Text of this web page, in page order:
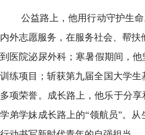
公益路上，他用行动守护生
内外志愿服务，在服务社会、帮
到医院泌尿外科；寒暑假期间，
训练项目；斩获第九届全国大学
多项荣誉。成长路上，他乐于分
学弟学妹成长路上的“领航员”。